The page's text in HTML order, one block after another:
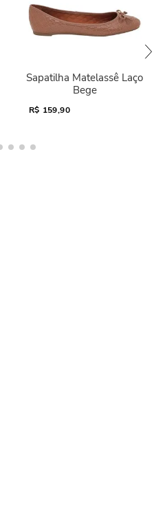
Sapatilha Matelassê Laço
Bege
R$ 159,90